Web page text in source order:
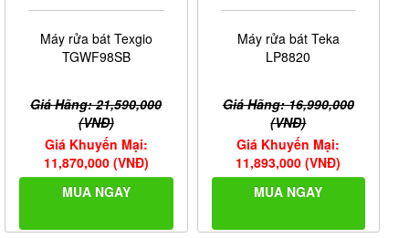
Máy rửa bát Texgio
TGWF98SB
Giá Hãng: 21,590,000
(VNĐ)
Giá Khuyến Mại:
11,870,000 (VNĐ)
MUA NGAY
Máy rửa bát Teka
LP8820
Giá Hãng: 16,990,000
(VNĐ)
Giá Khuyến Mại:
11,893,000 (VNĐ)
MUA NGAY